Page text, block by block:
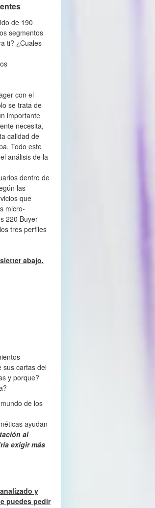
de 190
segmentos
ti? ¿Cuales
con el
se trata de
importante
necesita,
calidad de
Todo este
análisis de la
dentro de
las
que
micro-
220 Buyer
tres perfiles
abajo.
sus cartas del
y porque?
de los
ayudan
al
exigir más
y
puedes pedir